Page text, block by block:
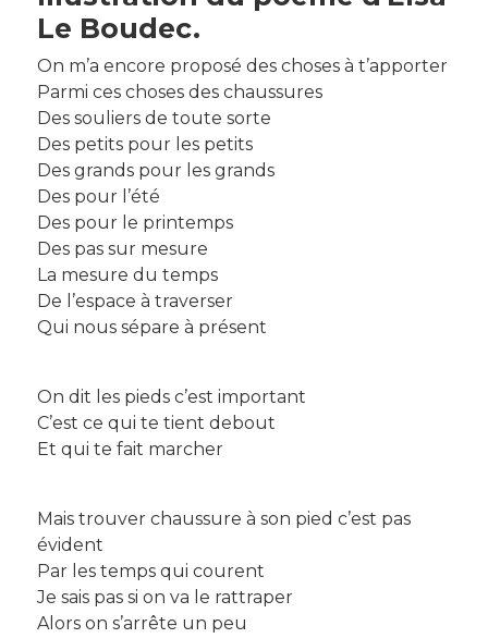
Le Boudec.
On m’a encore proposé des choses à t’apporter
Parmi ces choses des chaussures
Des souliers de toute sorte
Des petits pour les petits
Des grands pour les grands
Des pour l’été
Des pour le printemps
Des pas sur mesure
La mesure du temps
De l’espace à traverser
Qui nous sépare à présent
On dit les pieds c’est important
C’est ce qui te tient debout
Et qui te fait marcher
Mais trouver chaussure à son pied c’est pas
évident
Par les temps qui courent
Je sais pas si on va le rattraper
Alors on s’arrête un peu